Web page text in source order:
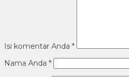
Isi komentar Anda *
Nama Anda *